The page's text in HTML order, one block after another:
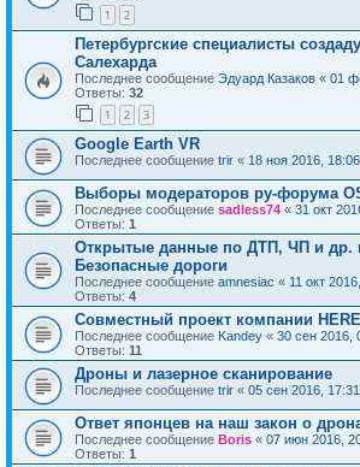
1 2
Петербургские специалисты
Салехарда
Последнее сообщение Эдуард Казаков « 01
Ответы: 32
1 2 3
Google Earth VR
Последнее сообщение trir « 18 ноя 2016, 18:06
Выборы модераторов ру-форума
Последнее сообщение sadless74 « 31 окт
Ответы: 1
Открытые данные по ДТП, ЧП и др.
Безопасные дороги
Последнее сообщение amnesiac « 11 окт
Ответы: 4
Совместный проект компании
Последнее сообщение Kandey « 30 сен 2016,
Ответы: 11
Дроны и лазерное сканирование
Последнее сообщение trir « 05 сен 2016, 17:31
Ответ японцев на наш закон о
Последнее сообщение Boris « 07 июн 2016,
Ответы: 1